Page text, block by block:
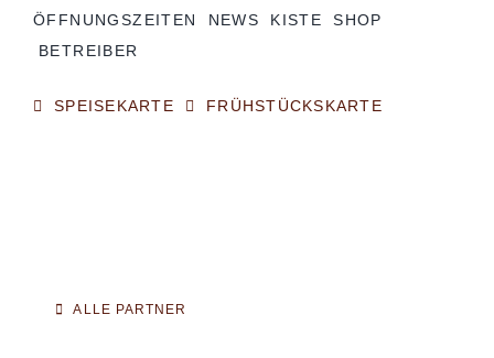
ÖFFNUNGSZEITEN NEWS KISTE
SHOP
BETREIBER
SPEISEKARTE FRÜHSTÜCKSKARTE
ALLE PARTNER